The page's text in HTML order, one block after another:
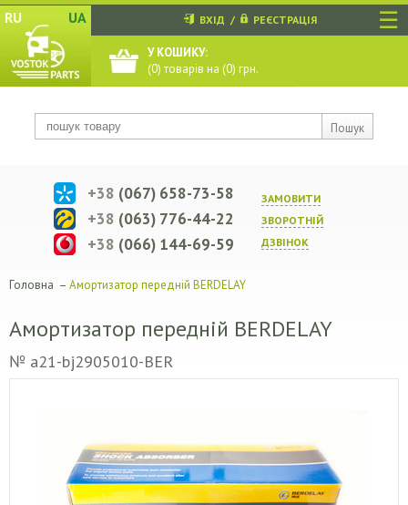
☰
RU UA
Пошук
ВХІД / РЕЄСТРАЦІЯ
У КОШИКУ:
(0) товарів на (0) грн.
ЗАМОВИТИ
ЗВОРОТНIЙ
ДЗВIНОК
+38 (067) 658-73-58
+38 (063) 776-44-22
+38 (066) 144-69-59
Головна – Амортизатор передній BERDELAY
Амортизатор передній BERDELAY
№ a21-bj2905010-BER